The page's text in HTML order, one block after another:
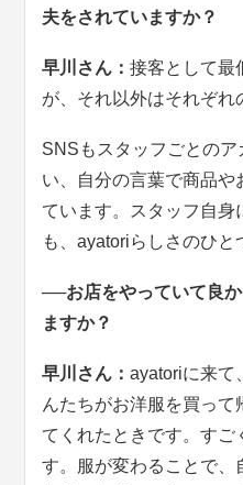
夫をされていますか？
早川さん：接客として最
が、それ以外はそれぞれ
SNSもスタッフごとの
い、自分の言葉で商品や
ています。スタッフ自身
も、ayatoriらしさのひと
──お店をやっていて良
ますか？
早川さん：ayatoriに来て
んたちがお洋服を買っ
てくれたときです。す
す。服が変わることで、